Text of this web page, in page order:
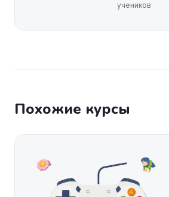
учеников
Похожие курсы